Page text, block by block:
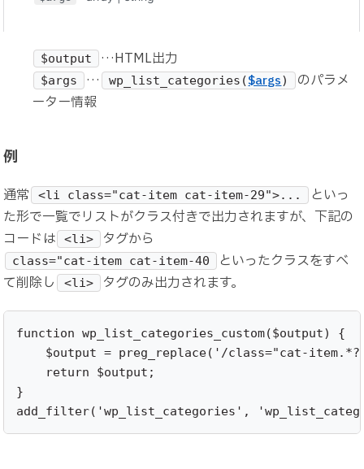
$output …HTML出力
$args … wp_list_categories($args)
のパラメ
ーター情報
例
通常 <li class="cat-item cat-item-29">...
といっ
た形で一覧でリストがクラス付きで出力されますが、下記の
コードは
<li> タグから
class="cat-item cat-item-40
といったクラスをすべ
て削除し
<li> タグのみ出力されます。
function wp_list_categories_custom($output) {
$output = preg_replace('/class="cat-
    return $output;
}
add_filter('wp_list_categories',